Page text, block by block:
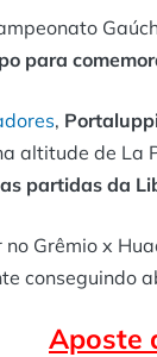
para
,
altitude de La
partidas da
no Grêmio x
conseguindo
Aposte